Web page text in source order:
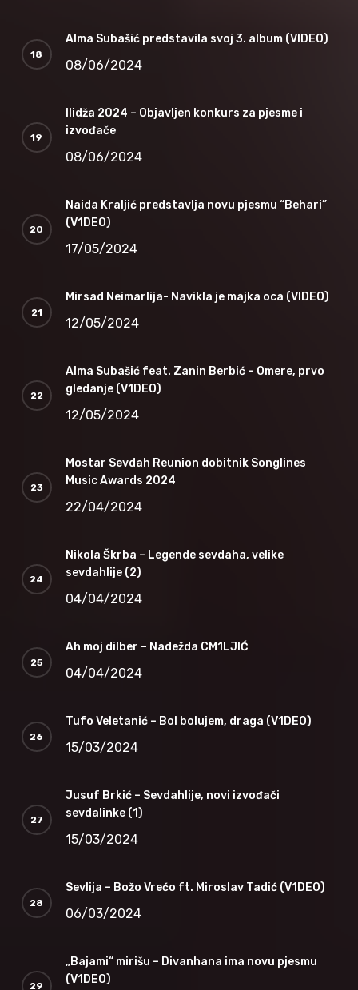
Alma Subašić predstavila svoj 3. album (VIDEO)
08/06/2024
Ilidža 2024 – Objavljen konkurs za pjesme i
izvođače
08/06/2024
Naida Kraljić predstavlja novu pjesmu “Behari”
(V1DEO)
17/05/2024
Mirsad Neimarlija- Navikla je majka oca (VIDEO)
12/05/2024
Alma Subašić feat. Zanin Berbić – Omere, prvo
gledanje (V1DEO)
12/05/2024
Mostar Sevdah Reunion dobitnik Songlines
Music Awards 2024
22/04/2024
Nikola Škrba – Legende sevdaha, velike
sevdahlije (2)
04/04/2024
Ah moj dilber – Nadežda CM1LJIĆ
04/04/2024
Tufo Veletanić – Bol bolujem, draga (V1DEO)
15/03/2024
Jusuf Brkić – Sevdahlije, novi izvođači
sevdalinke (1)
15/03/2024
Sevlija – Božo Vrećo ft. Miroslav Tadić (V1DEO)
06/03/2024
„Bajami“ mirišu – Divanhana ima novu pjesmu
(V1DEO)